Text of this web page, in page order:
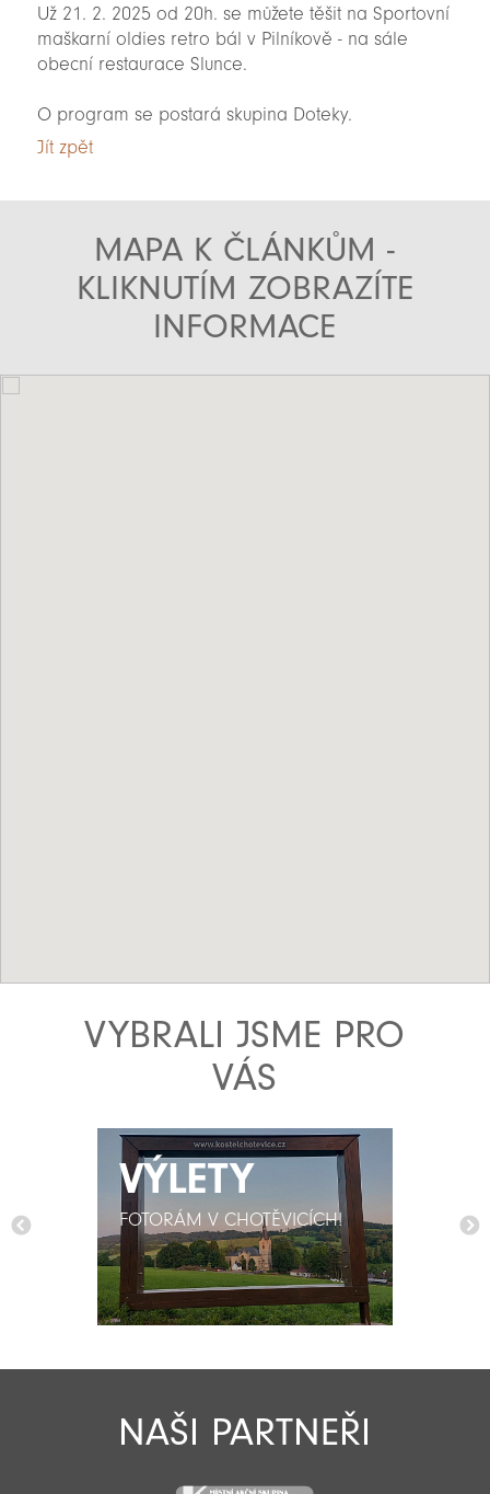
Už 21. 2. 2025 od 20h. se můžete těšit na Sportovní
maškarní oldies retro bál v Pilníkově - na sále
obecní restaurace Slunce.
O program se postará skupina Doteky.
Jít zpět
MAPA K ČLÁNKŮM -
KLIKNUTÍM ZOBRAZÍTE
INFORMACE
VYBRALI JSME PRO
VÁS
VÝLETY
FOTORÁM V CHOTĚVICÍCH!
VÝLETY
FOTORÁM V CHOTĚVICÍCH!
NAŠI PARTNEŘI